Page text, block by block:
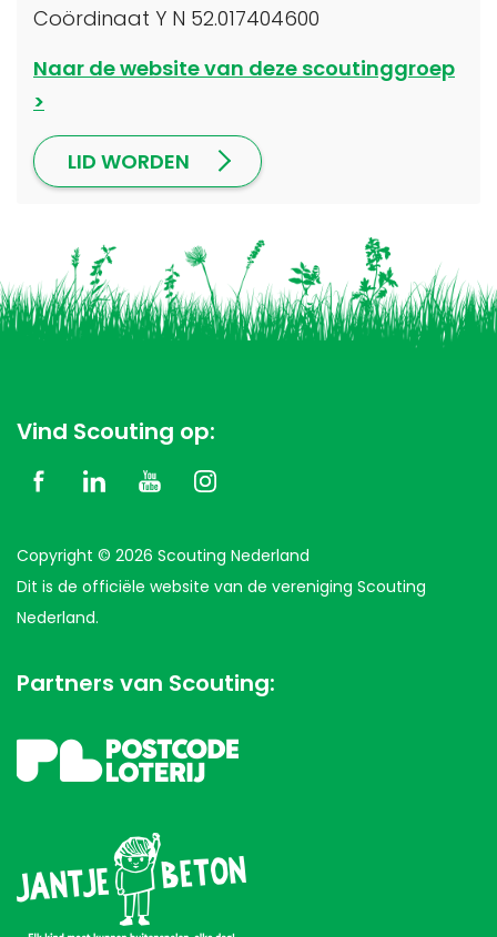
Coördinaat Y N 52.017404600
Naar de website van deze scoutinggroep
LID WORDEN
Vind Scouting op:
Copyright © 2026 Scouting Nederland
Dit is de officiële website van de vereniging Scouting
Nederland.
Partners van Scouting: